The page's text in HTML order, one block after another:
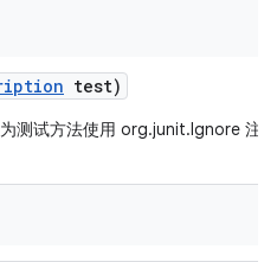
test)
测试方法使用 org.junit.Ignore 注